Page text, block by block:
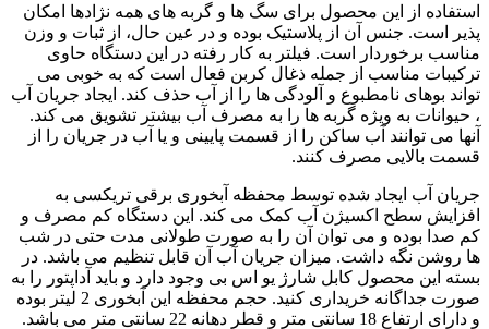
استفاده از این محصول برای سگ ها و گربه های همه نژادها امکان
پذیر است. جنس آن از پلاستیک بوده و در عین حال، از ثبات و وزن
مناسب برخوردار است. فیلتر به کار رفته در این دستگاه حاوی
ترکیبات مناسب از جمله ذغال کربن فعال است که به خوبی می
تواند بوهای نامطبوع و آلودگی ها را از آب حذف کند. ایجاد جریان آب
، حیوانات به ویژه گربه ها را به مصرف آب بیشتر تشویق می کند.
آنها می توانند آب ساکن را از قسمت پایینی و یا آب در جریان را از
قسمت بالایی مصرف کنند.
جریان آب ایجاد شده توسط محفظه آبخوری برقی تریکسی به
افزایش سطح اکسیژن آب کمک می کند. این دستگاه کم مصرف و
کم صدا بوده و می توان آن را به صورت طولانی مدت حتی در شب
ها روشن نگه داشت. میزان جریان آب آن قابل تنظیم می باشد. در
بسته این محصول کابل شارژ یو اس بی وجود دارد و باید آداپتور را به
صورت جداگانه خریداری کنید. حجم محفظه این آبخوری 2 لیتر بوده
و دارای ارتفاع 18 سانتی متر و قطر دهانه 22 سانتی متر می باشد.